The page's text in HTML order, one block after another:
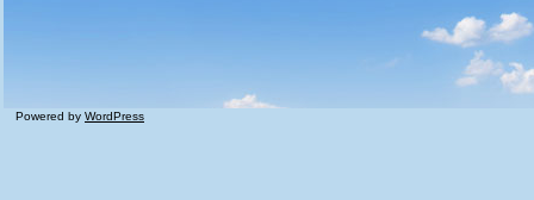
Powered by WordPress